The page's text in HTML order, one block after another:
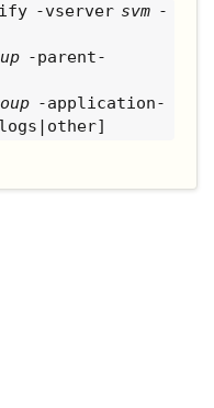
-vserver svm -
-parent-
-application-